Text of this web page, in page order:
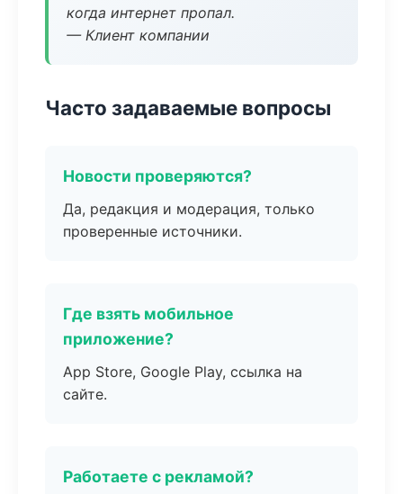
когда интернет пропал.
— Клиент компании
Часто задаваемые вопросы
Новости проверяются?
Да, редакция и модерация, только
проверенные источники.
Где взять мобильное
приложение?
App Store, Google Play, ссылка на
сайте.
Работаете с рекламой?